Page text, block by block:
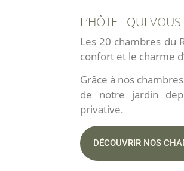
L’HÔTEL QUI
Les 20 chambres du
confort et le charme
Grâce à nos
de notre jardin
privative.
DÉCOUVRIR NOS